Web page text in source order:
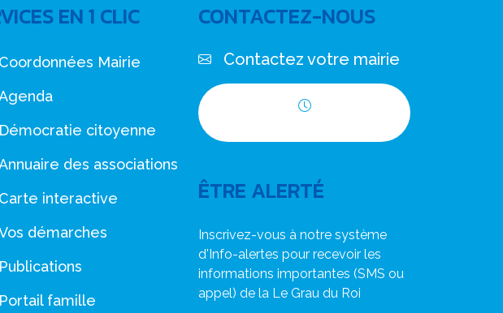
EN 1 CLIC
Coordonnées Mairie
Démocratie citoyenne
des associations
Carte interactive
démarches
Publications
Portail famille
CONTACTEZ-NOUS
Contactez votre mairie
ÊTRE ALERTÉ
Inscrivez-vous à notre système
d'Info-alertes pour recevoir les
informations importantes (SMS ou
appel) de la Le Grau du Roi